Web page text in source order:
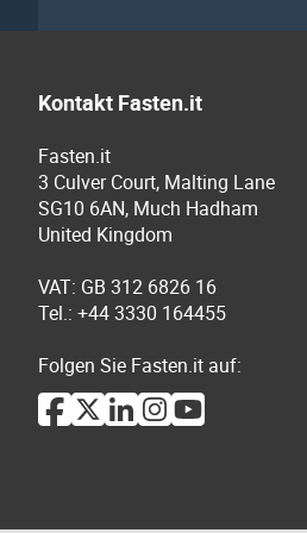
Kontakt Fasten.it
Fasten.it
3 Culver Court, Malting Lane
SG10 6AN, Much Hadham
United Kingdom
VAT: GB 312 6826 16
Tel.: +44 3330 164455
Folgen Sie Fasten.it auf: